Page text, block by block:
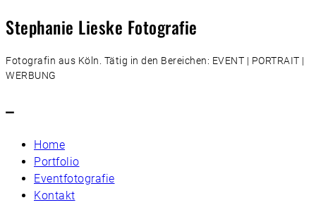
Stephanie Lieske Fotografie
Fotografin aus Köln. Tätig in den Bereichen: EVENT | PORTRAIT |
WERBUNG
–
Home
Portfolio
Eventfotografie
Kontakt